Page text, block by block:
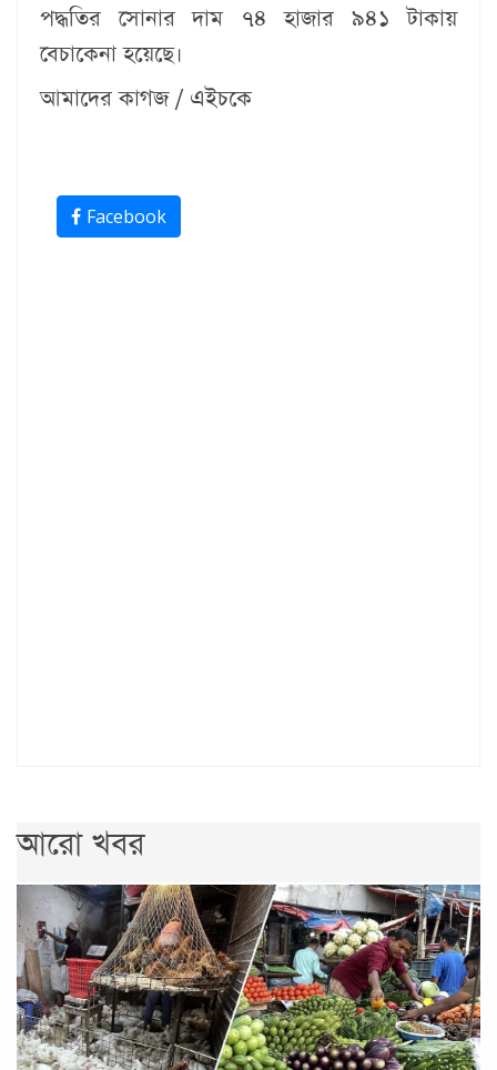
পদ্ধতির সোনার দাম ৭৪ হাজার ৯৪১ টাকায়
বেচাকেনা হয়েছে।
আমাদের কাগজ / এইচকে
Facebook
আরো খবর